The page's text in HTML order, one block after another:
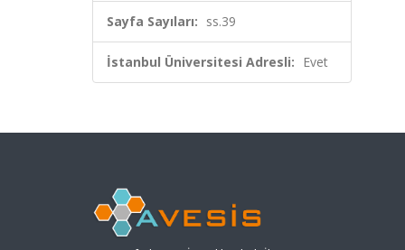
Sayfa Sayıları: ss.39
İstanbul Üniversitesi Adresli: Evet